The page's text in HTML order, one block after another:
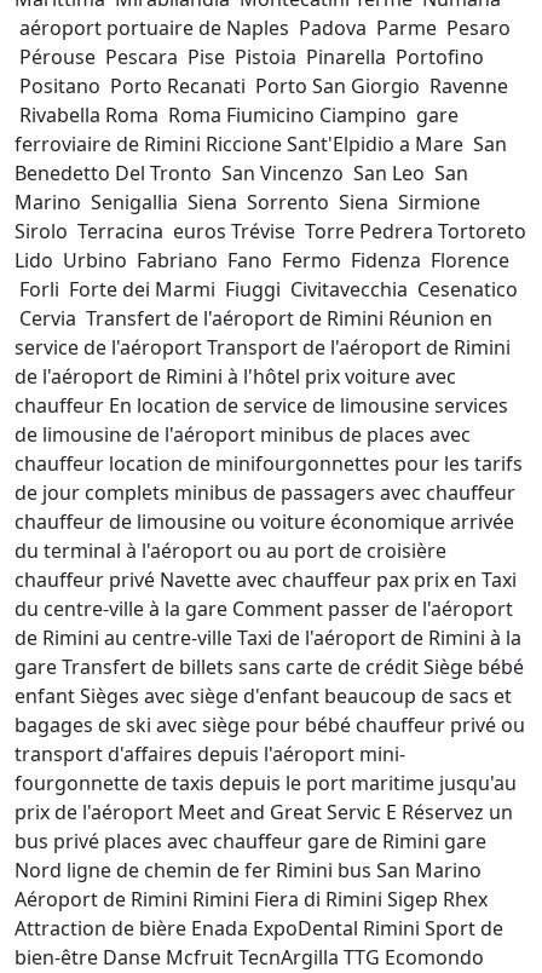
aéroport portuaire de Naples Padova Parme Pesaro
Pérouse Pescara Pise Pistoia Pinarella Portofino
Positano Porto Recanati Porto San Giorgio Ravenne
Rivabella Roma Roma Fiumicino Ciampino gare
ferroviaire de Rimini Riccione Sant'Elpidio a Mare San
Benedetto Del Tronto San Vincenzo San Leo San
Marino Senigallia Siena Sorrento Siena Sirmione ​​
Sirolo Terracina euros Trévise Torre Pedrera Tortoreto
Lido Urbino Fabriano Fano Fermo Fidenza Florence
Forli Forte dei Marmi Fiuggi Civitavecchia Cesenatico
Cervia Transfert de l'aéroport de Rimini Réunion en
service de l'aéroport Transport de l'aéroport de Rimini
de l'aéroport de Rimini à l'hôtel prix voiture avec
chauffeur En location de service de limousine services
de limousine de l'aéroport minibus de places avec
chauffeur location de minifourgonnettes pour les tarifs
de jour complets minibus de passagers avec chauffeur
chauffeur de limousine ou voiture économique arrivée
du terminal à l'aéroport ou au port de croisière
chauffeur privé Navette avec chauffeur pax prix en Taxi
du centre-ville à la gare Comment passer de l'aéroport
de Rimini au centre-ville Taxi de l'aéroport de Rimini à la
gare Transfert de billets sans carte de crédit Siège bébé
enfant Sièges avec siège d'enfant beaucoup de sacs et
bagages de ski avec siège pour bébé chauffeur privé ou
transport d'affaires depuis l'aéroport mini-
fourgonnette de taxis depuis le port maritime jusqu'au
prix de l'aéroport Meet and Great Servic E Réservez un
bus privé places avec chauffeur gare de Rimini gare
Nord ligne de chemin de fer Rimini bus San Marino
Aéroport de Rimini Rimini Fiera di Rimini Sigep Rhex
Attraction de bière Enada ExpoDental Rimini Sport de
bien-être Danse Mcfruit TecnArgilla TTG Ecomondo